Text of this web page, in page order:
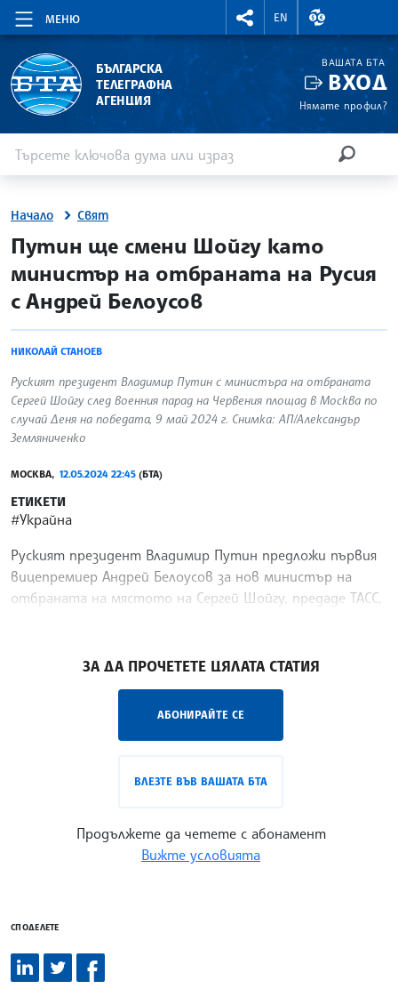
МЕНЮ
RIGHTMENU.SOCIAL
EN
ВАЛУТНИ
БЪЛГАРСКА
ТЕЛЕГРАФНА
АГЕНЦИЯ
ВАШАТА БТА
ВХОД
Нямате профил?
Начало Свят
site.bta
Путин ще смени Шойгу като
министър на отбраната на Русия
с Андрей Белоусов
НИКОЛАЙ СТАНОЕВ
Руският президент Владимир Путин с министъра на отбраната
Сергей Шойгу след военния парад на Червения площад в Москва по
случай Деня на победата, 9 май 2024 г. Снимка: АП/Александър
Земляниченко
МОСКВА, 12.05.2024 22:45 (БТА)
ЕТИКЕТИ
#Украйна
Руският президент Владимир Путин предложи първия
вицепремиер Андрей Белоусов за нов министър на
отбраната на мястото на Сергей Шойгу, предаде ТАСС,
ЗА ДА ПРОЧЕТЕТЕ ЦЯЛАТА СТАТИЯ
АБОНИРАЙТЕ СЕ
ВЛЕЗТЕ ВЪВ ВАШАТА БТА
Продължете да четете с абонамент
Вижте условията
СПОДЕЛЕТЕ